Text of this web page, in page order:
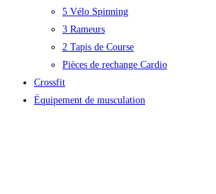
5 Vélo Spinning
3 Rameurs
2 Tapis de Course
Pièces de rechange Cardio
Crossfit
Équipement de musculation